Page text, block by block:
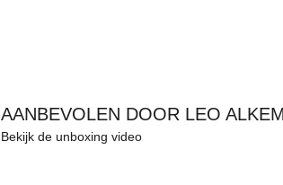
AANBEVOLEN DOOR LEO
Bekijk de unboxing video